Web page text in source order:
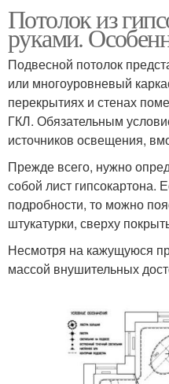
Потолок из
руками.
Подвесной потолок
или многоуровневый
перекрытиях и стенах
ГКЛ. Обязательным
источников освещения,
Прежде всего, нужно
собой лист гипсокартона.
подробности, то можно
штукатурки, сверху
Несмотря на кажущуюся
массой внушительных